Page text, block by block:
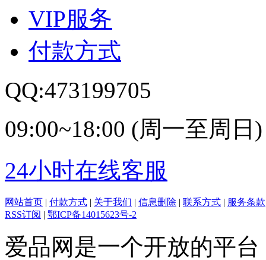
VIP服务
付款方式
QQ:473199705
09:00~18:00 (周一至周日)
24小时在线客服
网站首页 | 付款方式 | 关于我们 | 信息删除 | 联系方式 | 服务条款
RSS订阅 | 鄂ICP备14015623号-2
爱品网是一个开放的平